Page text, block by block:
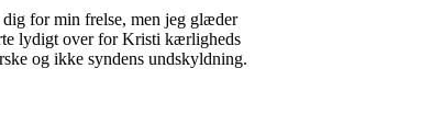
for min frelse, men jeg glæder
lydigt over for Kristi kærligheds
og ikke syndens undskyldning.